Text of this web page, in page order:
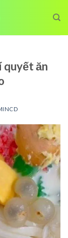
quyết ăn